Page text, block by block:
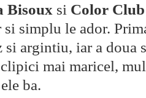
Bisoux si Color
si simplu le ador.
argintiu, iar a doua
mai maricel,
ba.